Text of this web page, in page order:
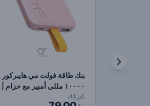
بنك طاقة فولت مي هايبركور
١٠٠٠٠ مللي أمبير مع حزام |
قدرة إخراج…
باوربانك